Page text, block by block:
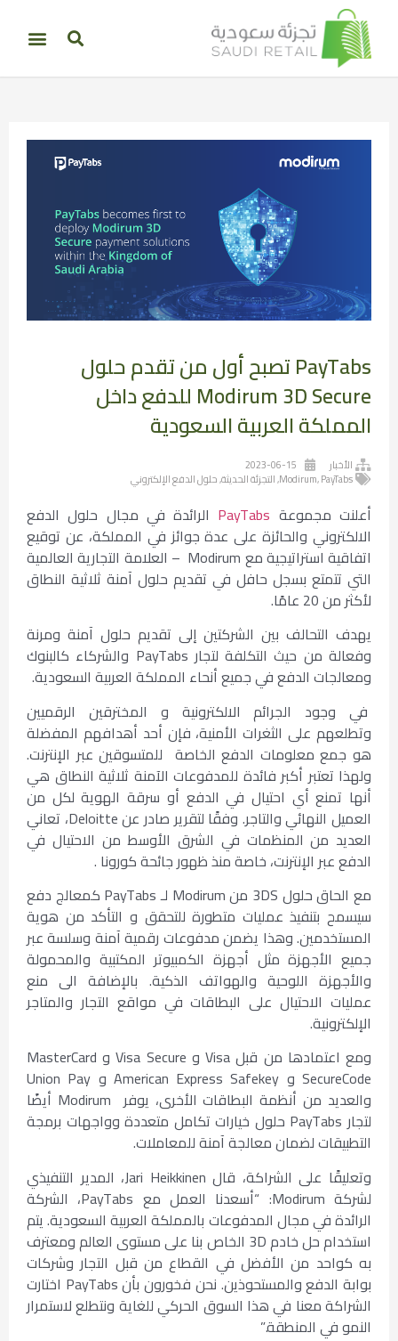
PayTabs تصبح أول من تقدم حلول
Modirum 3D Secure للدفع داخل
المملكة العربية السعودية
الأخبار
2023-06-15
Modirum,PayTabs
,التجزئة الحديثة,حلول الدفع الإلكتروني
أعلنت مجموعة PayTabs الرائدة في مجال حلول الدفع
الالكتروني والحائزة على عدة جوائز في المملكة، عن توقيع
اتفاقية استراتيجية مع Modirum – العلامة التجارية العالمية
التي تتمتع بسجل حافل في تقديم حلول آمنة ثلاثية النطاق
لأكثر من 20 عامًا.
يهدف التحالف بين الشركتين إلى تقديم حلول آمنة ومرنة
وفعالة من حيث التكلفة لتجار PayTabs والشركاء كالبنوك
ومعالجات الدفع في جميع أنحاء المملكة العربية السعودية.
في وجود الجرائم الالكترونية و المخترقين الرقميين
وتطلعهم على الثغرات الأمنية، فإن أحد أهدافهم المفضلة
هو جمع معلومات الدفع الخاصة للمتسوقين عبر الإنترنت.
ولهذا تعتبر أكبر فائدة للمدفوعات الآمنة ثلاثية النطاق هي
أنها تمنع أي احتيال في الدفع أو سرقة الهوية لكل من
العميل النهائي والتاجر. وفقًا لتقرير صادر عن Deloitte، تعاني
العديد من المنظمات في الشرق الأوسط من الاحتيال في
الدفع عبر الإنترنت، خاصة منذ ظهور جائحة كورونا .
مع الحاق حلول 3DS من Modirum لـ PayTabs كمعالج دفع
سيسمح بتنفيذ عمليات متطورة للتحقق و التأكد من هوية
المستخدمين. وهذا يضمن مدفوعات رقمية آمنة وسلسة عبر
جميع الأجهزة مثل أجهزة الكمبيوتر المكتبية والمحمولة
والأجهزة اللوحية والهواتف الذكية. بالإضافة الى منع
عمليات الاحتيال على البطاقات في مواقع التجار والمتاجر
الإلكترونية.
ومع اعتمادها من قبل Visa و Visa Secure و MasterCard
SecureCode و American Express Safekey و Union Pay
والعديد من أنظمة البطاقات الأخرى، يوفر Modirum أيضًا
لتجار PayTabs حلول خيارات تكامل متعددة وواجهات برمجة
التطبيقات لضمان معالجة آمنة للمعاملات.
وتعليقًا على الشراكة، قال Jari Heikkinen، المدير التنفيذي
لشركة Modirum: “أسعدنا العمل مع PayTabs، الشركة
الرائدة في مجال المدفوعات بالمملكة العربية السعودية. يتم
استخدام حل خادم 3D الخاص بنا على مستوى العالم ومعترف
به كواحد من الأفضل في القطاع من قبل التجار وشركات
بوابة الدفع والمستحوذين. نحن فخورون بأن PayTabs اختارت
الشراكة معنا في هذا السوق الحركي للغاية ونتطلع لاستمرار
النمو في المنطقة.”